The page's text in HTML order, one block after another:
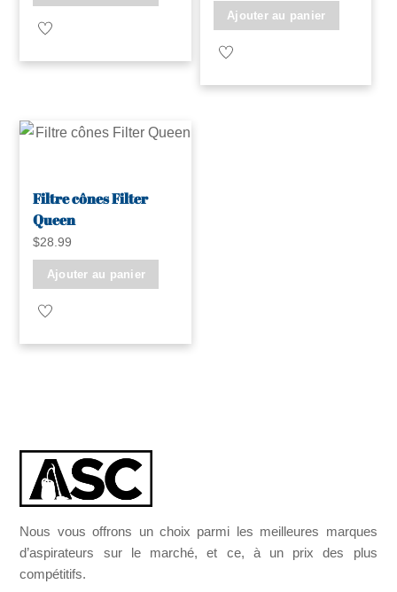
Ajouter au panier
Filtre cônes Filter
Queen
$28.99
Ajouter au panier
Nous vous offrons un choix parmi les meilleures marques
d’aspirateurs sur le marché, et ce, à un prix des plus
compétitifs.